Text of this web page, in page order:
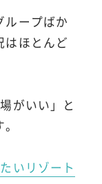
ループばか
ほとんど
がいい」と
いリゾート